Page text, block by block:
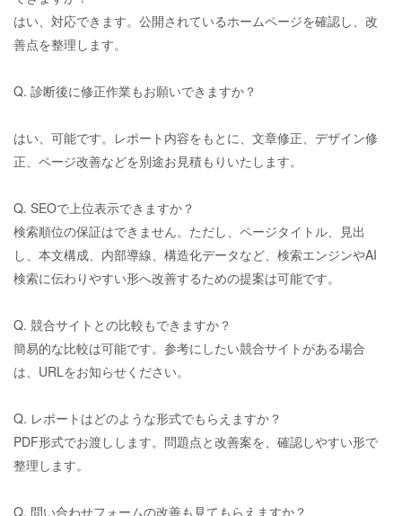
はい、対応できます。公開されているホームページを確認し、改
善点を整理します。
Q. 診断後に修正作業もお願いできますか？
はい、可能です。レポート内容をもとに、文章修正、デザイン修
正、ページ改善などを別途お見積もりいたします。
Q. SEOで上位表示できますか？
検索順位の保証はできません。ただし、ページタイトル、見出
し、本文構成、内部導線、構造化データなど、検索エンジンやAI
検索に伝わりやすい形へ改善するための提案は可能です。
Q. 競合サイトとの比較もできますか？
簡易的な比較は可能です。参考にしたい競合サイトがある場合
は、 URLをお知らせください。
Q. レポートはどのような形式でもらえますか？
PDF形式でお渡しします。問題点と改善案を、確認しやすい形で
整理します。
Q. 問い合わせフォームの改善も見てもらえますか？